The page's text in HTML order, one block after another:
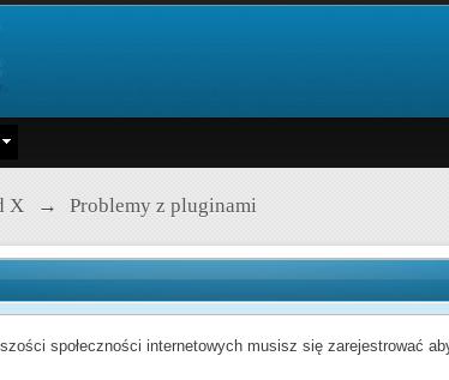
X → Problemy z pluginami
społeczności internetowych musisz się zarejestrować